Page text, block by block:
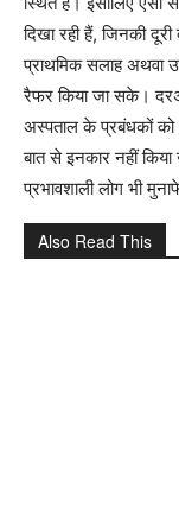
दिखा रही हैं, जिनकी
प्राथमिक सलाह अथवा
रैफर किया जा सके।
अस्पताल के प्रबंधकों
बात से इनकार नहीं
प्रभावशाली लोग भी
Also Read This